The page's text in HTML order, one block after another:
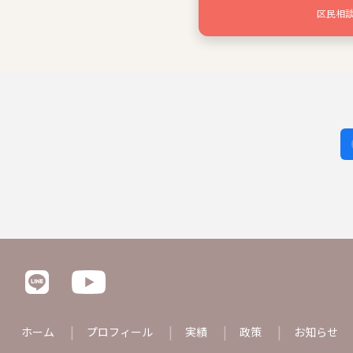
区民相
ホーム プロフィール 実績 政策 お知らせ